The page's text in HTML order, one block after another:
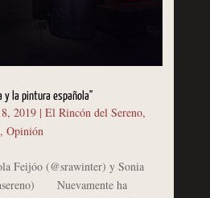
y la pintura española"
2019| El Rincón del Sereno,
, Opinión
Feijóo (@srawinter) y Sonia
Nuevamente ha